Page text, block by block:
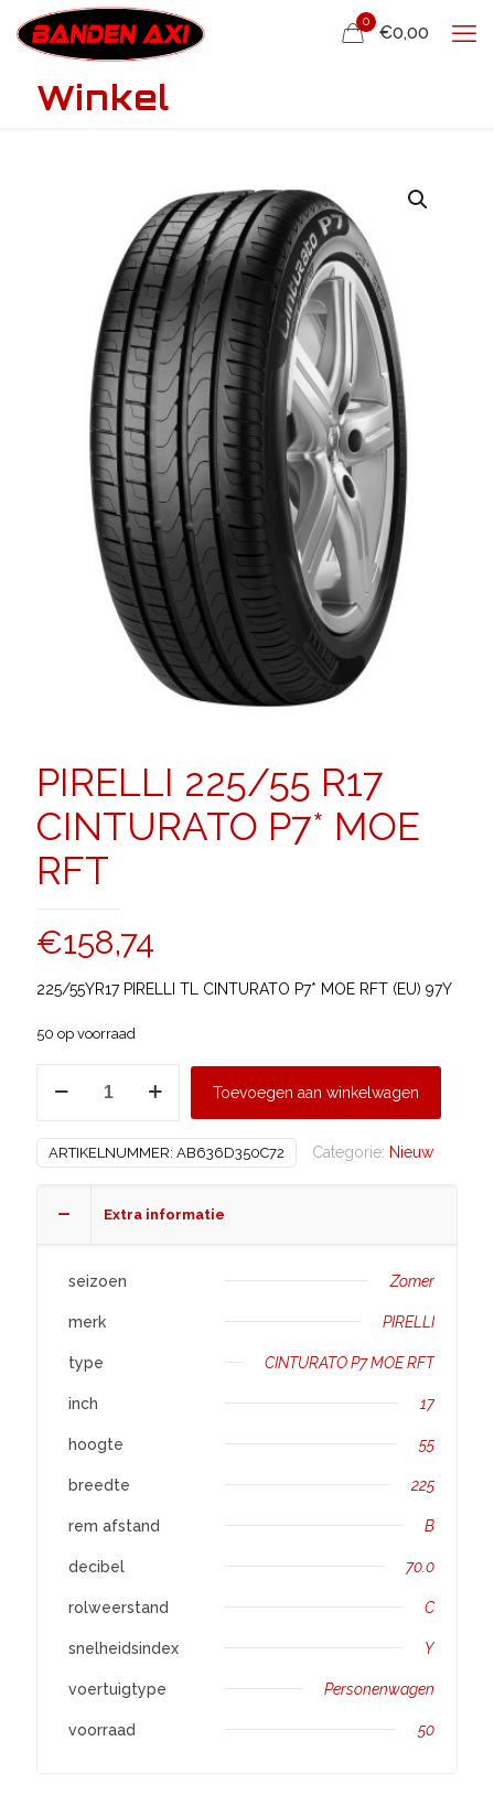
0
€0,00
Winkel
PIRELLI 225/55 R17
CINTURATO P7* MOE
RFT
€158,74
225/55YR17 PIRELLI TL CINTURATO P7* MOE RFT (EU) 97Y
50 op voorraad
CINTURATO
MOE
Toevoegen aan winkelwagen
ARTIKELNUMMER: AB636D350C72 Categorie: Nieuw
Extra informatie
seizoen Zomer
merk PIRELLI
type CINTURATO P7 MOE RFT
inch 17
hoogte 55
breedte 225
rem afstand B
decibel 70.0
rolweerstand C
snelheidsindex Y
voertuigtype Personenwagen
voorraad 50